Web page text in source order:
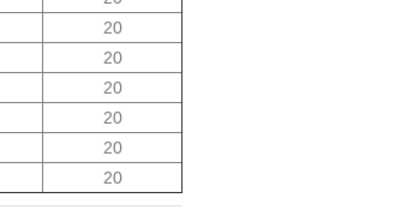
20
20
20
20
20
20